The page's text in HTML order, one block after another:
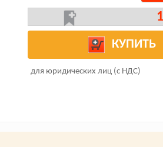
КУПИТЬ
для юридических лиц (с НДС)